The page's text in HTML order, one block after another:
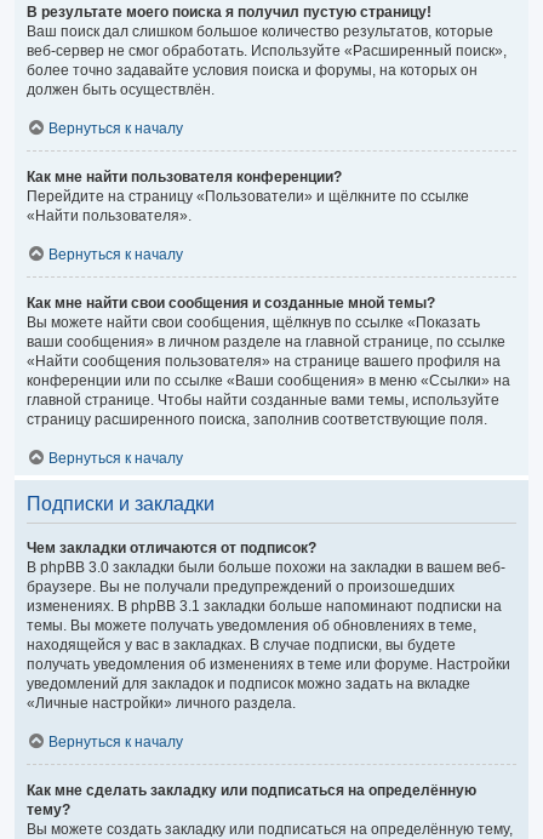
В результате моего поиска я получил пустую страницу!
Ваш поиск дал слишком большое количество результатов, которые
веб-сервер не смог обработать. Используйте «Расширенный поиск»,
более точно задавайте условия поиска и форумы, на которых он
должен быть осуществлён.
Вернуться к началу
Как мне найти пользователя конференции?
Перейдите на страницу «Пользователи» и щёлкните по ссылке
«Найти пользователя».
Вернуться к началу
Как мне найти свои сообщения и созданные мной темы?
Вы можете найти свои сообщения, щёлкнув по ссылке «Показать
ваши сообщения» в личном разделе на главной странице, по ссылке
«Найти сообщения пользователя» на странице вашего профиля на
конференции или по ссылке «Ваши сообщения» в меню «Ссылки» на
главной странице. Чтобы найти созданные вами темы, используйте
страницу расширенного поиска, заполнив соответствующие поля.
Вернуться к началу
Подписки и закладки
Чем закладки отличаются от подписок?
В phpBB 3.0 закладки были больше похожи на закладки в вашем веб-
браузере. Вы не получали предупреждений о произошедших
изменениях. В phpBB 3.1 закладки больше напоминают подписки на
темы. Вы можете получать уведомления об обновлениях в теме,
находящейся у вас в закладках. В случае подписки, вы будете
получать уведомления об изменениях в теме или форуме. Настройки
уведомлений для закладок и подписок можно задать на вкладке
«Личные настройки» личного раздела.
Вернуться к началу
Как мне сделать закладку или подписаться на определённую
тему?
Вы можете создать закладку или подписаться на определённую тему,